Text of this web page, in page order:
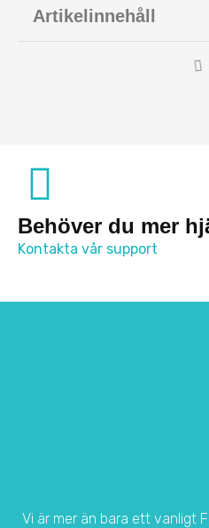
Artikelinnehåll
Behöver du mer
Kontakta vår support
Vi är mer än bara ett vanligt